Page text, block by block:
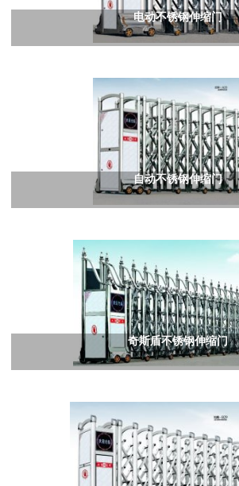
电动不锈钢伸缩门
自动不锈钢伸缩门
奇斯盾不锈钢伸缩门